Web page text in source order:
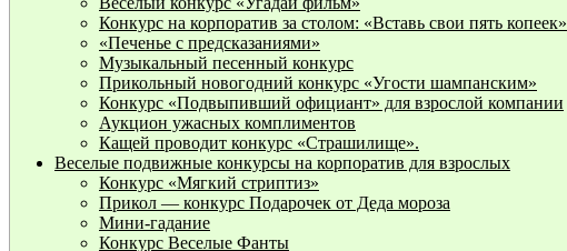
Конкурс на корпоратив за столом: «Вставь свои пять копеек»
«Печенье с предсказаниями»
Музыкальный песенный конкурс
Прикольный новогодний конкурс «Угости шампанским»
Конкурс «Подвыпивший официант» для взрослой компании
Аукцион ужасных комплиментов
Кащей проводит конкурс «Страшилище».
Веселые подвижные конкурсы на корпоратив для взрослых
Конкурс «Мягкий стриптиз»
Прикол — конкурс Подарочек от Деда мороза
Мини-гадание
Конкурс Веселые Фанты